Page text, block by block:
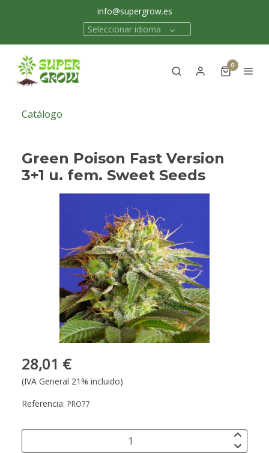
info@supergrow.es
Seleccionar idioma
0
Catálogo
Green Poison Fast Version
3+1 u. fem. Sweet Seeds
28,01 €
(IVA General 21% incluido)
Referencia: PRO77